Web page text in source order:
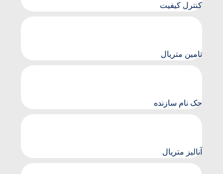
کنترل کیفیت
تامین متریال
حک نام سازنده
آنالیز متریال